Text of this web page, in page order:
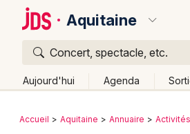
Aquitaine
Concert, spectacle, etc.
Aujourd'hui Agenda
Publier un événement
Retour
Accueil Aquitaine Annuaire
Quoi ?
Où ?